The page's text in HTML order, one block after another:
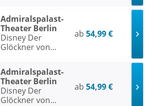
Admiralspalast-
Theater Berlin
Disney Der
Glöckner von
ab 54,99 €
Admiralspalast-
Theater Berlin
Disney Der
Glöckner von
ab 54,99 €